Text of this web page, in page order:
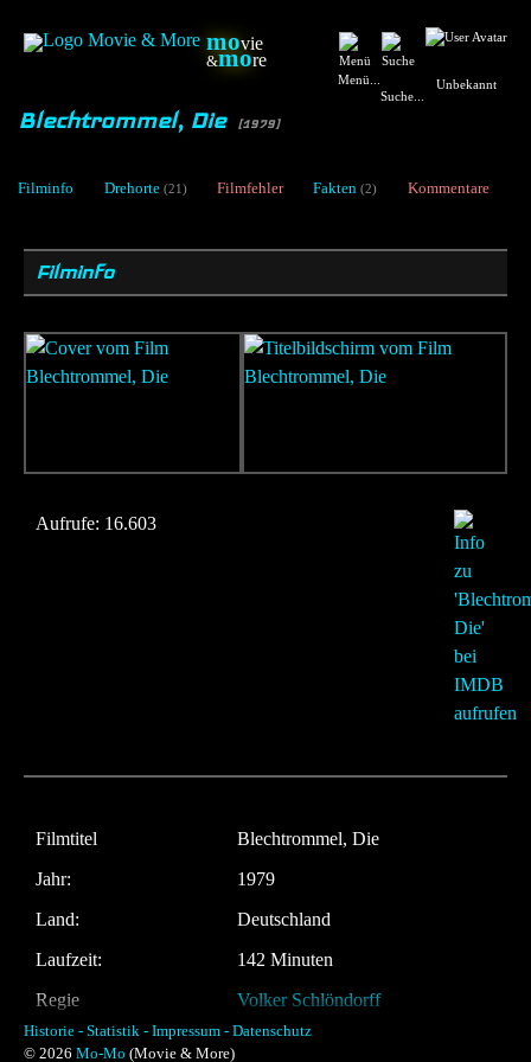
movie
&more
Menü...
Suche...
Unbekannt
Blechtrommel, Die [1979]
Filminfo Drehorte (21) Filmfehler Fakten (2) Kommentare
Filminfo
Aufrufe: 16.603
Filmtitel
Blechtrommel, Die
Jahr:
1979
Land:
Deutschland
Laufzeit:
142 Minuten
Regie
Volker Schlöndorff
Musik:
Maurice Jarre
Historie - Statistik - Impressum - Datenschutz
© 2026 Mo-Mo (Movie & More)